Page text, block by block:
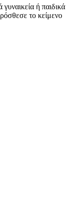
ή παιδικά
το κείμενο